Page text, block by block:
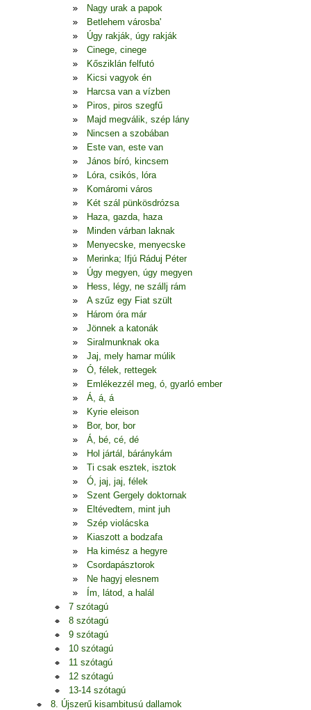
Nagy urak a papok
Betlehem városba'
Úgy rakják, úgy rakják
Cinege, cinege
Kősziklán felfutó
Kicsi vagyok én
Harcsa van a vízben
Piros, piros szegfű
Majd megválik, szép lány
Nincsen a szobában
Este van, este van
János bíró, kincsem
Lóra, csikós, lóra
Komáromi város
Két szál pünkösdrózsa
Haza, gazda, haza
Minden várban laknak
Menyecske, menyecske
Merinka; Ifjú Ráduj Péter
Úgy megyen, úgy megyen
Hess, légy, ne szállj rám
A szűz egy Fiat szült
Három óra már
Jönnek a katonák
Siralmunknak oka
Jaj, mely hamar múlik
Ó, félek, rettegek
Emlékezzél meg, ó, gyarló ember
Á, á, á
Kyrie eleison
Bor, bor, bor
Á, bé, cé, dé
Hol jártál, báránykám
Ti csak esztek, isztok
Ó, jaj, jaj, félek
Szent Gergely doktornak
Eltévedtem, mint juh
Szép violácska
Kiaszott a bodzafa
Ha kimész a hegyre
Csordapásztorok
Ne hagyj elesnem
Ím, látod, a halál
7 szótagú
8 szótagú
9 szótagú
10 szótagú
11 szótagú
12 szótagú
13-14 szótagú
8. Újszerű kisambitusú dallamok